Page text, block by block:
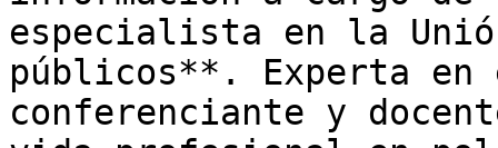
especialista en la
públicos**. Experta
conferenciante y